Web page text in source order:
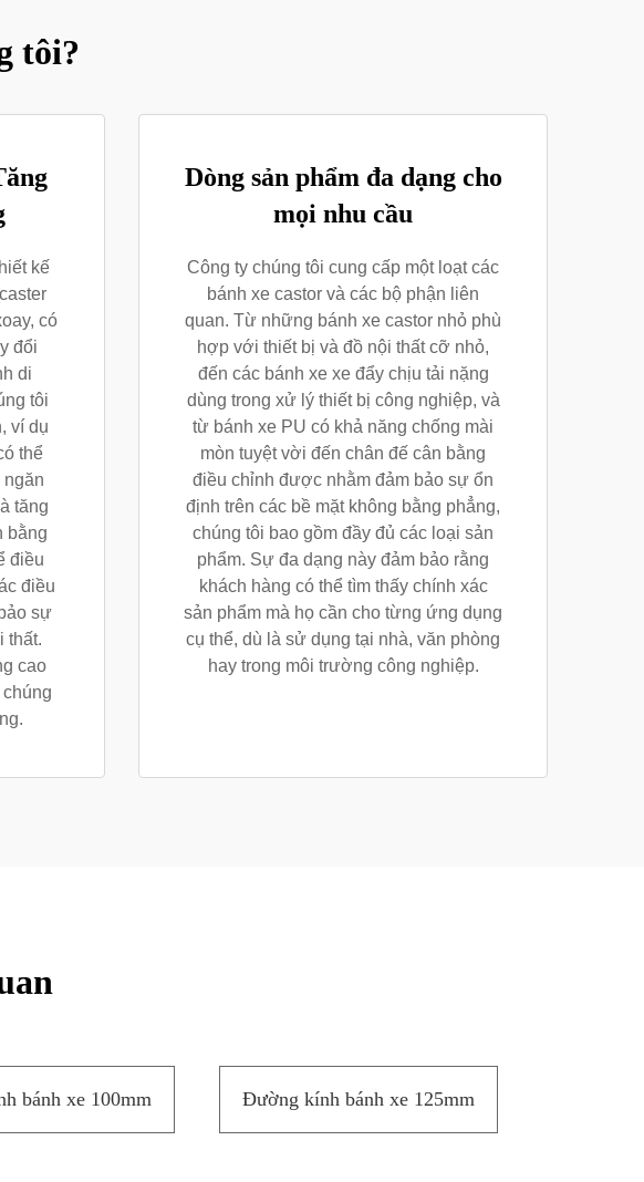
tôi?
kế
có
đổi
di
tôi
ví dụ
thể
ngăn
tăng
bằng
điều
điều
sự
thất.
cao
Dòng sản phẩm đa dạng cho
mọi nhu cầu
Công ty chúng tôi cung cấp một loạt các
bánh xe castor và các bộ phận liên
quan. Từ những bánh xe castor nhỏ phù
hợp với thiết bị và đồ nội thất cỡ nhỏ,
đến các bánh xe xe đẩy chịu tải nặng
dùng trong xử lý thiết bị công nghiệp, và
từ bánh xe PU có khả năng chống mài
mòn tuyệt vời đến chân đế cân bằng
điều chỉnh được nhằm đảm bảo sự ổn
định trên các bề mặt không bằng phẳng,
chúng tôi bao gồm đầy đủ các loại sản
phẩm. Sự đa dạng này đảm bảo rằng
khách hàng có thể tìm thấy chính xác
sản phẩm mà họ cần cho từng ứng dụng
cụ thể, dù là sử dụng tại nhà, văn phòng
hay trong môi trường công nghiệp.
bánh xe 100mm Đường kính bánh xe 125mm